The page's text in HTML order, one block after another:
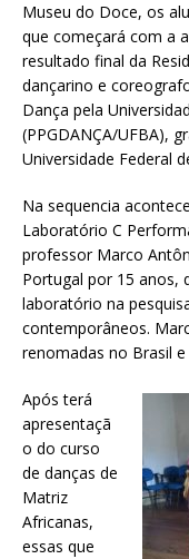
Museu do Doce, os
que começará com a
resultado final da
dançarino e
Dança pela
(PPGDANÇA/UFBA),
Universidade Federal
Na sequencia
Laboratório C
professor Marco
Portugal por 15 anos,
laboratório na
contemporâneos.
renomadas no Brasil
Após terá
apresentaçã
o do curso
de danças de
Matriz
Africanas,
essas que